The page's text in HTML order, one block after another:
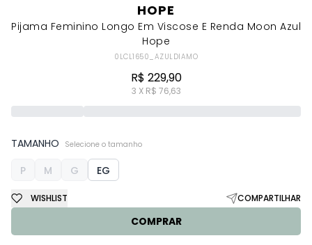
HOPE
Pijama Feminino Longo Em Viscose E Renda Moon Azul
Hope
0LCL1650_AZULDIAMO
R$ 229,90
3 X R$ 76,63
TAMANHO Selecione o tamanho
P M G EG
COMPRAR
WISHLIST COMPARTILHAR